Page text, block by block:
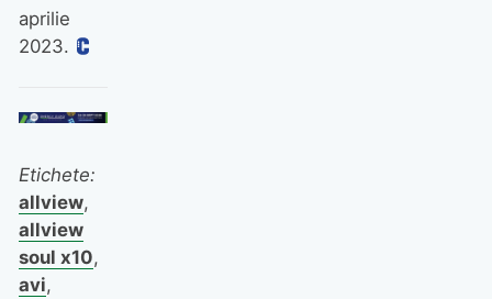
aprilie
2023.
Etichete:
allview,
allview
soul x10,
avi,